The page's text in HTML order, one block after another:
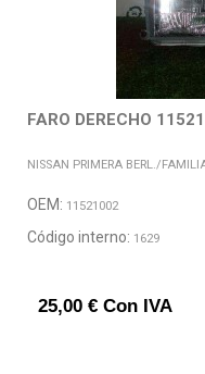
FARO DERECHO
NISSAN PRIMERA BERL./
OEM: 11521002
Código interno: 1629
25,00 € Con IVA